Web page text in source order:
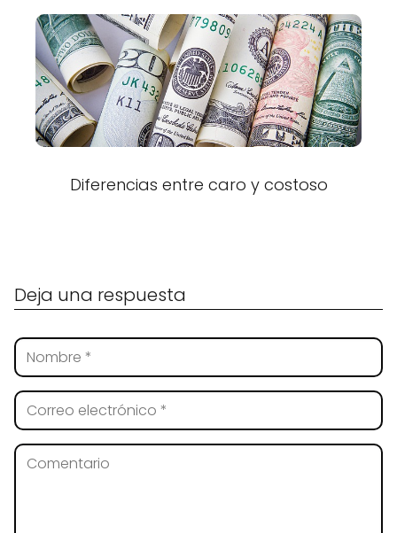
Diferencias entre caro y costoso
Deja una respuesta